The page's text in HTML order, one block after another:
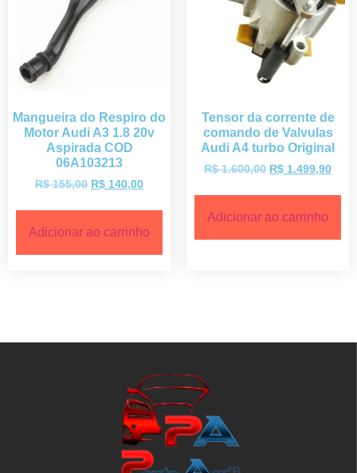
Mangueira do Respiro do
Motor Audi A3 1.8 20v
Aspirada COD
06A103213
R$155,00 R$ 140,00
Adicionar ao carrinho
Tensor da corrente de
comando de Valvulas
Audi A4 turbo Original
R$1.600,00 R$ 1.499,90
Adicionar ao carrinho